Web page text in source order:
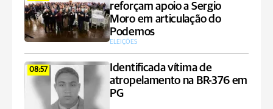
reforçam apoio a Sergio
Moro em articulação do
Podemos
ELEIÇÕES
08:57
Identificada vítima de
atropelamento na BR-376 em
PG